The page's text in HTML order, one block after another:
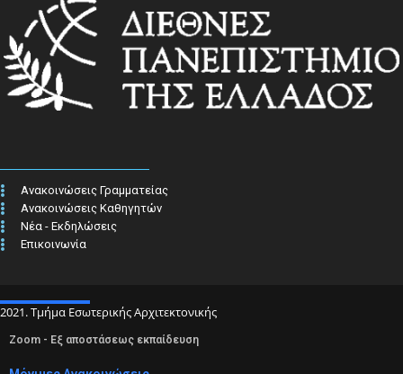
Ανακοινώσεις Γραμματείας
Ανακοινώσεις Καθηγητών
Νέα - Εκδηλώσεις
Επικοινωνία
2021. Τμήμα Εσωτερικής Αρχιτεκτονικής
Zoom - Εξ αποστάσεως εκπαίδευση